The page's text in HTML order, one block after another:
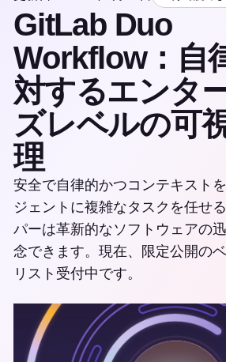
GitLab Duo
Workflow：自
対するエンタ
ズレベルの可
理
安全で自律的かつコンテキスト
ジェントに複雑なタスクを任せ
パーは革新的なソフトウェアの
念できます。現在、限定公開の
リスト受付中です。